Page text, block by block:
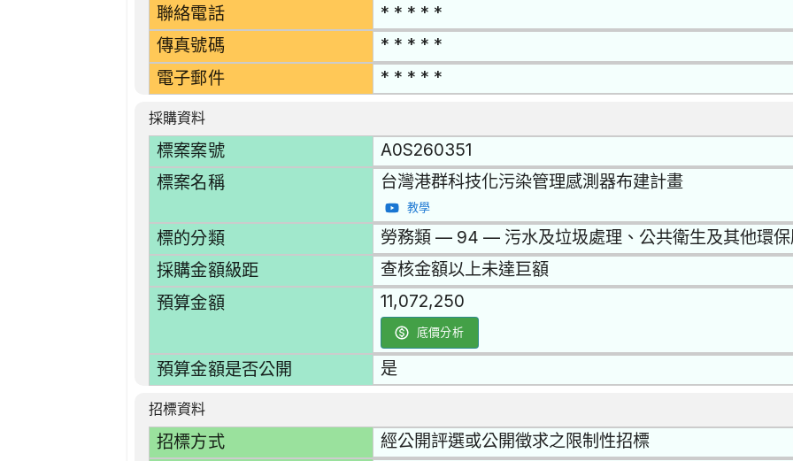
聯絡電話 * * * * *
傳真號碼 * * * * *
電子郵件 * * * * *
採購資料
標案案號 A0S260351
標案名稱 台灣港群科技化污染管理感測器布建計畫
教學
標的分類 勞務類 — 94 — 污水及垃圾處理、公共衛生及其他環保
採購金額級距 查核金額以上未達巨額
預算金額 11,072,250
底價分析
預算金額是否公開 是
招標資料
招標方式 經公開評選或公開徵求之限制性招標